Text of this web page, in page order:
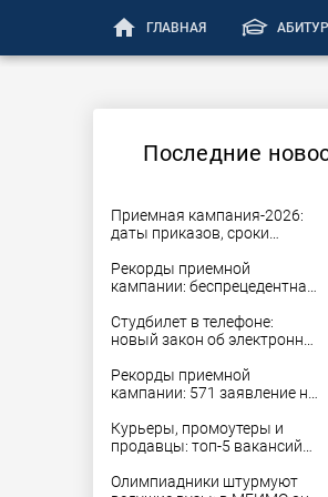
home ГЛАВНАЯ
Последние
Приемная кампания-2026:
даты приказов, сроки
Рекорды приемной
кампании: беспрецедентная
число стобалльников
Студбилет в телефоне:
новый закон об электронных
вступил в силу
Рекорды приемной
кампании: 571 заявление на
Герцена
Курьеры, промоутеры и
продавцы: топ-5 вакансий
летом
Олимпиадники штурмуют